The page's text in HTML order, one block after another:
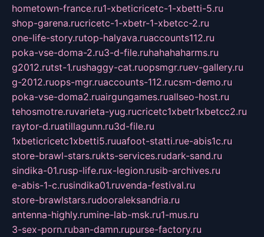
hometown-france.ru1-xbeticricetc-1-xbetti-5.ru
shop-garena.rucricetc-1-xbetr-1-xbetcc-2.ru
one-life-story.rutop-halyava.ruaccounts112.ru
poka-vse-doma-2.ru3-d-file.ruhahahaharms.ru
g2012.rutst-1.rushaggy-cat.ruopsmgr.ruev-gallery.ru
g-2012.ruops-mgr.ruaccounts-112.rucsm-demo.ru
poka-vse-doma2.ruairgungames.ruallseo-host.ru
tehosmotre.ruvarieta-yug.rucricetc1xbetr1xbetcc2.ru
raytor-d.ruatillagunn.ru3d-file.ru
1xbeticricetc1xbetti5.ruuafoot-statti.rue-abis1c.ru
store-brawl-stars.rukts-services.rudark-sand.ru
sindika-01.rusp-life.rux-legion.rusib-archives.ru
e-abis-1-c.rusindika01.ruvenda-festival.ru
store-brawlstars.rudooraleksandria.ru
antenna-highly.rumine-lab-msk.ru1-mus.ru
3-sex-porn.ruban-damn.rupurse-factory.ru